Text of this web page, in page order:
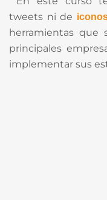
tweets ni de
herramientas que
principales
implementar sus